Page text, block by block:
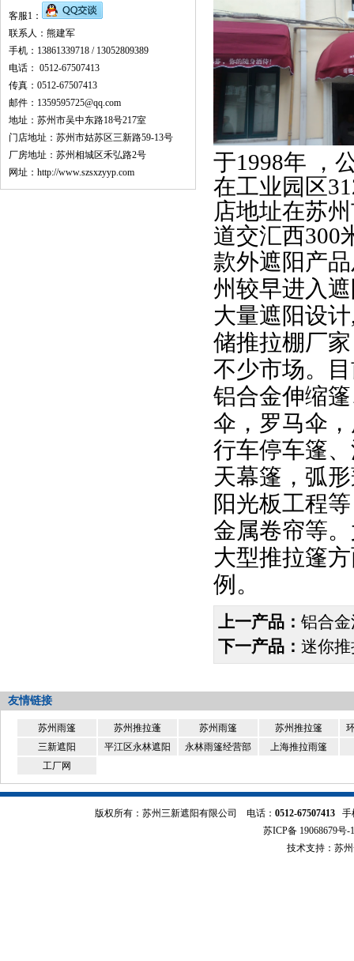
客服1：
联系人：熊建军
手机：13861339718 / 13052809389
电话： 0512-67507413
传真：0512-67507413
邮件：1359595725@qq.com
地址：苏州市吴中东路18号217室
门店地址：苏州市姑苏区三新路59-13号
厂房地址：苏州相城区禾弘路2号
网址：http://www.szsxzyyp.com
于1998年 ，
在工业园区
店地址在苏
道交汇西300
款外遮阳产
州较早进入
大量遮阳设
储推拉棚厂
不少市场。
铝合金伸缩
伞，罗马伞
行车停车篷
天幕篷，弧
阳光板工程
金属卷帘等
大型推拉篷
例。
上一产品： 铝合
下一产品： 迷你
友情链接
苏州雨篷 苏州推拉蓬 苏州雨篷 苏州推拉篷
三新遮阳
平江区永林遮阳 永林雨篷经营部
上海推拉雨篷
工厂网
版权所有：苏州三新遮阳有限公司 电话： 0512-67507413 手
苏ICP备 19068679号-1
技术支持： 苏